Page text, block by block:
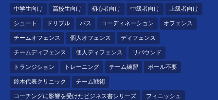
中学生向け 高校生向け 初心者向け 中級者向け 上級者向け
シュート ドリブル パス コーディネーション オフェンス
チームオフェンス 個人オフェンス ディフェンス
チームディフェンス 個人ディフェンス リバウンド
トランジション トレーニング チーム練習 ボール不要
鈴木代表クリニック チーム戦術
コーチングに影響を受けたビジネス書シリーズ フィニッシュ